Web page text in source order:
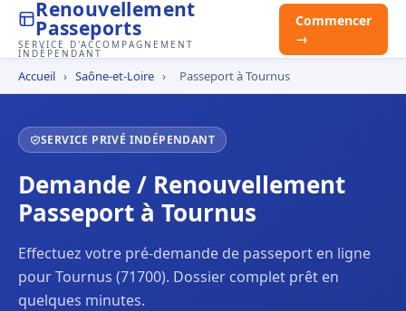
Renouvellement
Passeports
SERVICE D'ACCOMPAGNEMENT
INDÉPENDANT
Commencer
→
Accueil › Saône-et-Loire › Passeport à Tournus
SERVICE PRIVÉ INDÉPENDANT
Demande / Renouvellement
Passeport à Tournus
Effectuez votre pré-demande de passeport en ligne
pour Tournus (71700). Dossier complet prêt en
quelques minutes.